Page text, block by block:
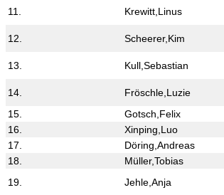
11.
Krewitt,Linus
12. Scheerer,Kim
13. Kull,Sebastian
14. Fröschle,Luzie
15.
Gotsch,Felix
16.
Xinping,Luo
17.
Döring,Andreas
18.
Müller,Tobias
19.
Jehle,Anja